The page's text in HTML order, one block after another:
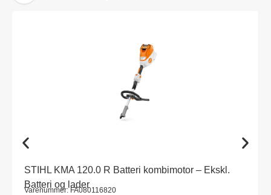
STIHL KMA 120.0 R Batteri kombimotor – Ekskl.
Batteri og lader
Varenummer: FA080116820